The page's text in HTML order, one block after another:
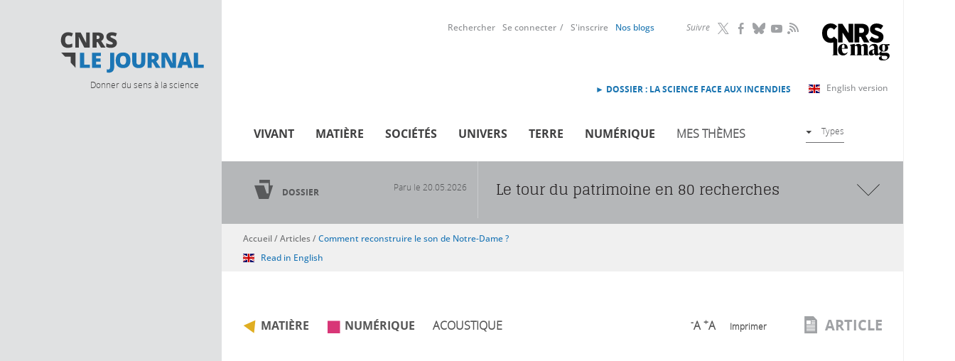
Donner du sens à la science
Suivre RSS
Rechercher Se connecter S'inscrire Nos blogs
English version
► DOSSIER : LA SCIENCE FACE AUX INCENDIES
VIVANT MATIÈRE SOCIÉTÉS UNIVERS TERRE NUMÉRIQUE MES THÈMES Types
DOSSIER Paru le 20.05.2026 Le tour du patrimoine en 80 recherches
Vous êtes ici
Accueil/Articles/Comment reconstruire le son de Notre-Dame ?
Read in English
MATIÈRE NUMÉRIQUE ACOUSTIQUE -A +A Imprimer ARTICLE